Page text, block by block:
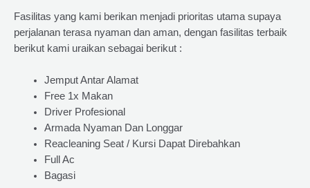
Fasilitas yang kami berikan menjadi prioritas utama supaya
perjalanan terasa nyaman dan aman, dengan fasilitas terbaik
berikut kami uraikan sebagai berikut :
Jemput Antar Alamat
Free 1x Makan
Driver Profesional
Armada Nyaman Dan Longgar
Reacleaning Seat / Kursi Dapat Direbahkan
Full Ac
Bagasi